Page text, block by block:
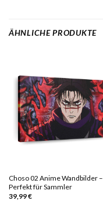
ÄHNLICHE PRODUKTE
Choso 02 Anime Wandbilder –
Perfekt für Sammler
39,99€